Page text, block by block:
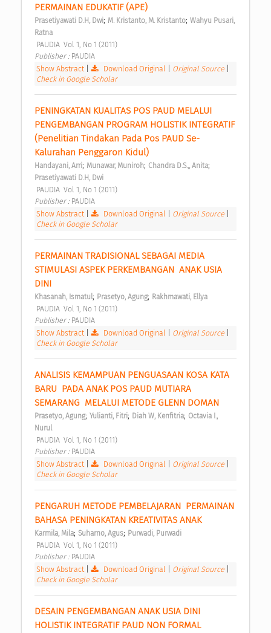
PERMAINAN EDUKATIF (APE)
Prasetiyawati D.H, Dwi; M. Kristanto, M. Kristanto; Wahyu Pusari,
Ratna
PAUDIA  Vol 1, No 1 (2011)
Publisher : PAUDIA
Show Abstract| Download Original Original Source
Check in Google Scholar
PENINGKATAN KUALITAS POS PAUD MELALUI
PENGEMBANGAN PROGRAM HOLISTIK INTEGRATIF
(Penelitian Tindakan Pada Pos PAUD Se-
Kalurahan Penggaron Kidul)
Handayani, Arri; Munawar, Muniroh; Chandra D.S.,, Anita;
Prasetiyawati D.H, Dwi
PAUDIA  Vol 1, No 1 (2011)
Publisher : PAUDIA
Show Abstract| Download Original Original Source
Check in Google Scholar
PERMAINAN TRADISIONAL SEBAGAI MEDIA
STIMULASI ASPEK PERKEMBANGAN  ANAK USIA
DINI
Khasanah, Ismatul; Prasetyo, Agung; Rakhmawati, Ellya
PAUDIA  Vol 1, No 1 (2011)
Publisher : PAUDIA
Show Abstract| Download Original Original Source
Check in Google Scholar
ANALISIS KEMAMPUAN PENGUASAAN KOSA KATA
BARU  PADA ANAK POS PAUD MUTIARA
SEMARANG  MELALUI METODE GLENN DOMAN
Prasetyo, Agung; Yulianti, Fitri; Diah W, Kenfitria; Octavia I.,
Nurul
PAUDIA  Vol 1, No 1 (2011)
Publisher : PAUDIA
Show Abstract| Download Original Original Source
Check in Google Scholar
PENGARUH METODE PEMBELAJARAN  PERMAINAN
BAHASA PENINGKATAN KREATIVITAS ANAK
Karmila, Mila; Suharno, Agus; Purwadi, Purwadi
PAUDIA  Vol 1, No 1 (2011)
Publisher : PAUDIA
Show Abstract| Download Original Original Source
Check in Google Scholar
DESAIN PENGEMBANGAN ANAK USIA DINI
HOLISTIK INTEGRATIF PAUD NON FORMAL